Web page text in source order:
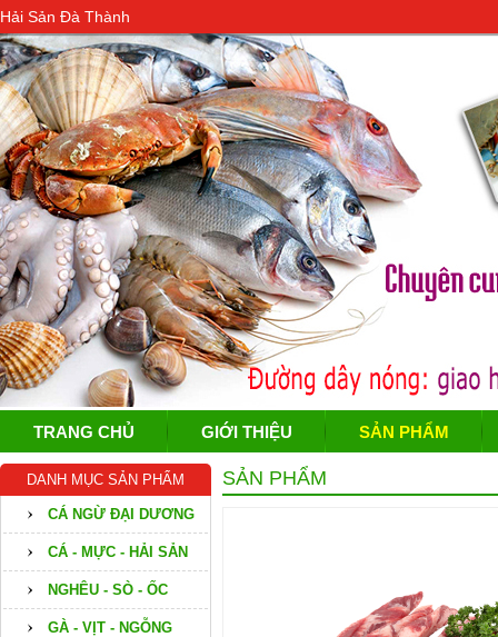
Hải Sản Đà Thành
TRANG CHỦ GIỚI THIỆU SẢN PHẨM
DANH MỤC SẢN PHẨM
CÁ NGỪ ĐẠI DƯƠNG
CÁ - MỰC - HẢI SẢN
NGHÊU - SÒ - ỐC
GÀ - VỊT - NGỖNG
SẢN PHẨM